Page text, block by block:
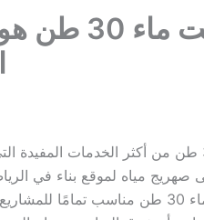
أعتقد أن
أعتقد أن وايت ماء 30 طن من أكثر
صهريج مياه لموقع بناء في
اكتشفت أن وايت ماء 30 طن مناسب